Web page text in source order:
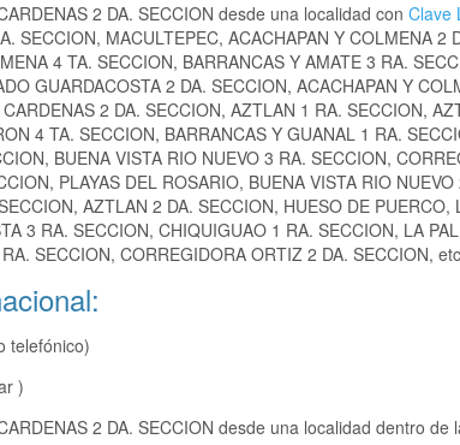
2 DA. SECCION desde una localidad con Clave
SECCION, MACULTEPEC, ACACHAPAN Y COLMENA 2
4 TA. SECCION, BARRANCAS Y AMATE 3 RA.
GUARDACOSTA 2 DA. SECCION, ACACHAPAN Y
2 DA. SECCION, AZTLAN 1 RA. SECCION,
4 TA. SECCION, BARRANCAS Y GUANAL 1 RA.
BUENA VISTA RIO NUEVO 3 RA. SECCION,
PLAYAS DEL ROSARIO, BUENA VISTA RIO
AZTLAN 2 DA. SECCION, HUESO DE
3 RA. SECCION, CHIQUIGUAO 1 RA. SECCION, LA
SECCION, CORREGIDORA ORTIZ 2 DA. SECCION,
telefónico)
)
2 DA. SECCION desde una localidad dentro de